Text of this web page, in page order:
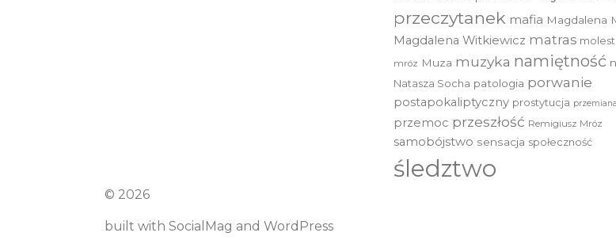
przeczytanek mafia Magdalena
Magdalena Witkiewicz matras
mróz Muza muzyka namiętność
Natasza Socha patologia porwanie
postapokaliptyczny prostytucja przemiana
przemoc przeszłość Remigiusz Mróz
samobójstwo sensacja społeczność
śledztwo
© 2026
built with SocialMag and WordPress